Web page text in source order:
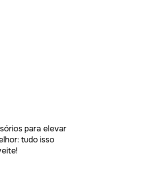
para elevar
tudo isso